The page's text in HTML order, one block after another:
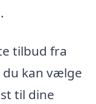
tilbud fra
kan vælge
til dine